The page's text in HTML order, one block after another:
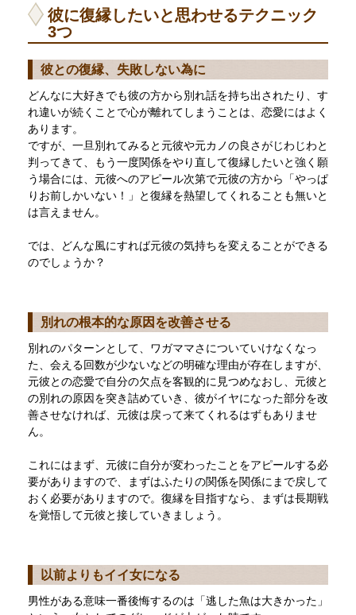
彼に復縁したいと思わせるテクニック
3つ
彼との復縁、失敗しない為に
どんなに大好きでも彼の方から別れ話を持ち出されたり、す
れ違いが続くことで心が離れてしまうことは、恋愛にはよく
あります。
ですが、一旦別れてみると元彼や元カノの良さがじわじわと
判ってきて、もう一度関係をやり直して復縁したいと強く願
う場合には、元彼へのアピール次第で元彼の方から「やっぱ
りお前しかいない！」と復縁を熱望してくれることも無いと
は言えません。
では、どんな風にすれば元彼の気持ちを変えることができる
のでしょうか？
別れの根本的な原因を改善させる
別れのパターンとして、ワガママさについていけなくなっ
た、会える回数が少ないなどの明確な理由が存在しますが、
元彼との恋愛で自分の欠点を客観的に見つめなおし、元彼と
の別れの原因を突き詰めていき、彼がイヤになった部分を改
善させなければ、元彼は戻って来てくれるはずもありませ
ん。
これにはまず、元彼に自分が変わったことをアピールする必
要がありますので、まずはふたりの関係を関係にまで戻して
おく必要がありますので。復縁を目指すなら、まずは長期戦
を覚悟して元彼と接していきましょう。
以前よりもイイ女になる
男性がある意味一番後悔するのは「逃した魚は大きかった」